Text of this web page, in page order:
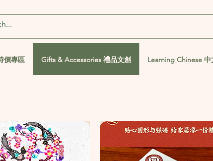
價專區 Gifts & Accessories 禮品文創 Learning Chinese 中
價專區 Gifts & Accessories 禮品文創 Learning Chinese 中